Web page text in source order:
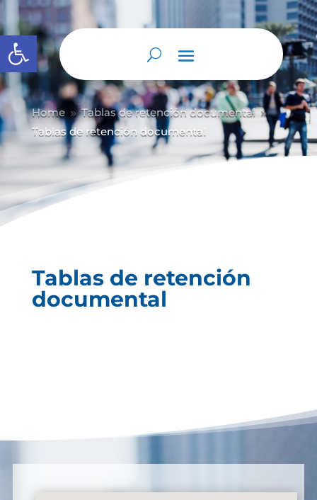
Abrir barra de herramientas
Home 9 Tablas de retención documental 9
Tablas de retención documental
Tablas de retención
documental